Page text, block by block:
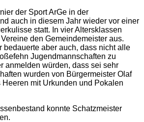
der Sport ArGe in der
auch in diesem Jahr wieder vor einer
statt. In vier Altersklassen
den Gemeindemeister aus.
bedauerte aber auch, dass nicht alle
Jugendmannschaften zu
anmelden würden, dass sei sehr
wurden von Bürgermeister Olaf
Heeren mit Urkunden und Pokalen
konnte Schatzmeister